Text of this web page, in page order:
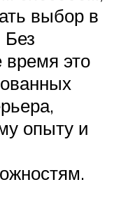
выбор в
Без
это
опыту и